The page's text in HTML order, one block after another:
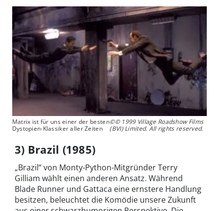
Matrix ist für uns einer der besten
Dystopien-Klassiker aller Zeiten
©© 1999 Village Roadshow Films
(BVI) Limited. All rights reserved.
3) Brazil (1985)
„Brazil“ von Monty-Python-Mitgründer Terry
Gilliam wählt einen anderen Ansatz. Während
Blade Runner und Gattaca eine ernstere Handlung
besitzen, beleuchtet die Komödie unsere Zukunft